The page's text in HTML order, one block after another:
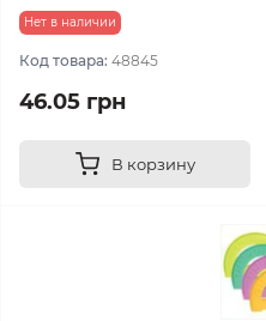
Нет в наличии
Код товара: 48845
46.05 грн
В корзину